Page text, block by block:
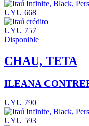
UYU 668
UYU 757
Disponible
CHAU, TETA
ILEANA
UYU 790
UYU 593